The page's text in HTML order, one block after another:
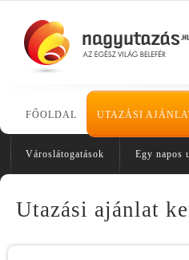
FŐOLDAL UTAZÁSI
Városlátogatások Egy napos
Utazási ajánlat